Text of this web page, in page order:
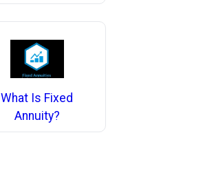
What Is Fixed
Annuity?